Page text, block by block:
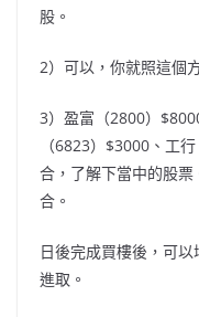
股。
2）可以，你就照這個
3）盈富（2800）
（6823）$3000、工
合，了解下當中的股
合。
日後完成買樓後，可
進取。